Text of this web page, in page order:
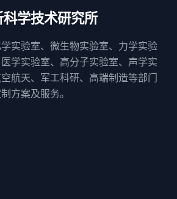
学技术研究所
实验室、微生物实验室、力学实验
学实验室、高分子实验室、声学实
航天、军工科研、高端制造等部门
方案及服务。